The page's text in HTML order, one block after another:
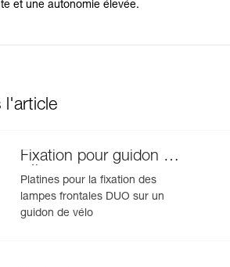
et une autonomie élevée.
l'article
Fixation pour guidon de
vélo
Platines pour la fixation des
lampes frontales DUO sur un
guidon de vélo